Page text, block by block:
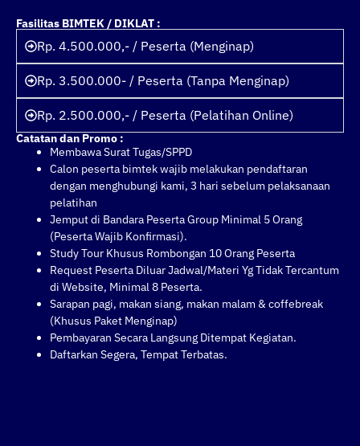
Fasilitas BIMTEK / DIKLAT :
Rp. 4.500.000,- / Peserta (Menginap)
Rp. 3.500.000- / Peserta (Tanpa Menginap)
Rp. 2.500.000,- / Peserta (Pelatihan Online)
Catatan dan Promo :
Membawa Surat Tugas/SPPD
Calon peserta bimtek wajib melakukan pendaftaran
dengan menghubungi kami, 3 hari sebelum pelaksanaan
pelatihan
Jemput di Bandara Peserta Group Minimal 5 Orang
(Peserta Wajib Konfirmasi).
Study Tour Khusus Rombongan 10 Orang Peserta
Request Peserta Diluar Jadwal/Materi Yg Tidak Tercantum
di Website, Minimal 8 Peserta.
Sarapan pagi, makan siang, makan malam & coffebreak
(Khusus Paket Menginap)
Pembayaran Secara Langsung Ditempat Kegiatan.
Daftarkan Segera, Tempat Terbatas.